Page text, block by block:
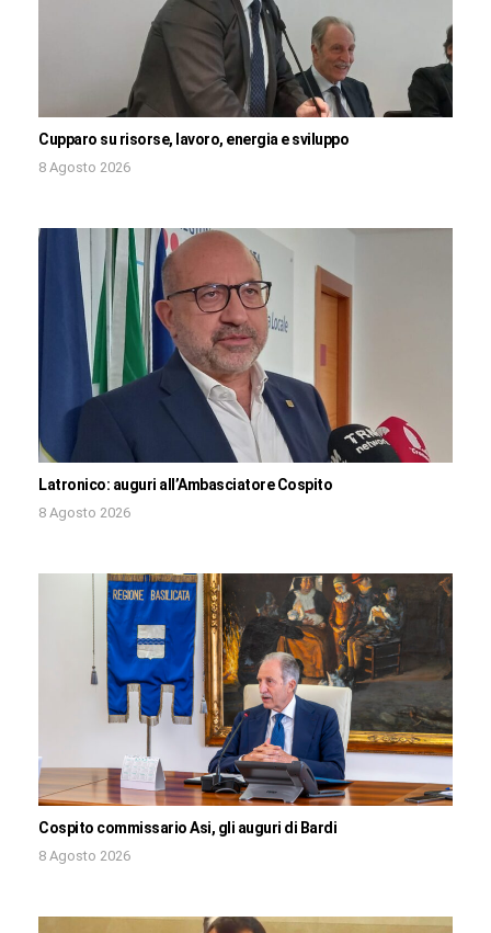
Cupparo su risorse, lavoro, energia e sviluppo
8 Agosto 2026
Latronico: auguri all’Ambasciatore Cospito
8 Agosto 2026
Cospito commissario Asi, gli auguri di Bardi
8 Agosto 2026